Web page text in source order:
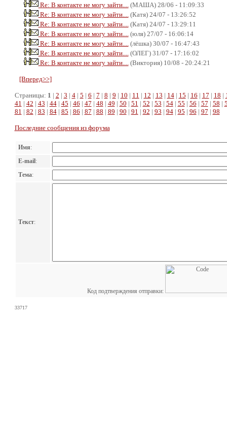
Re: В контакте не могу зайти....
(МАША) 28/06 - 11:09:33
Re: В контакте не могу зайти....
(Катя) 24/07 - 13:26:52
Re: В контакте не могу зайти....
(Катя) 24/07 - 13:29:11
Re: В контакте не могу зайти....
(юля) 27/07 - 16:06:14
Re: В контакте не могу зайти....
(лёшка) 30/07 - 16:47:43
Re: В контакте не могу зайти....
(ОЛЕГ) 31/07 - 17:16:02
Re: В контакте не могу зайти....
(Виктория) 10/08 - 20:24:21
[Вперед>>]
Страницы: 1 | 2 | 3 | 4| 5 | 6 | 7 | 8 | 9 | 10 | 11 | 12 | 13 | 14| 15 | 16 | 17 | 18 |
41 | 42 | 43 | 44| 45 | 46 | 47 | 48 | 49 | 50 | 51 | 52 | 53 | 54| 55 | 56 | 57 | 58 |
81 | 82 | 83 | 84| 85 | 86 | 87 | 88 | 89 | 90 | 91 | 92 | 93 | 94| 95 | 96 | 97 | 98
Последние сообщения из форума
Имя:
E-mail:
Тема:
Текст:
Код подтверждения отправки:
33717